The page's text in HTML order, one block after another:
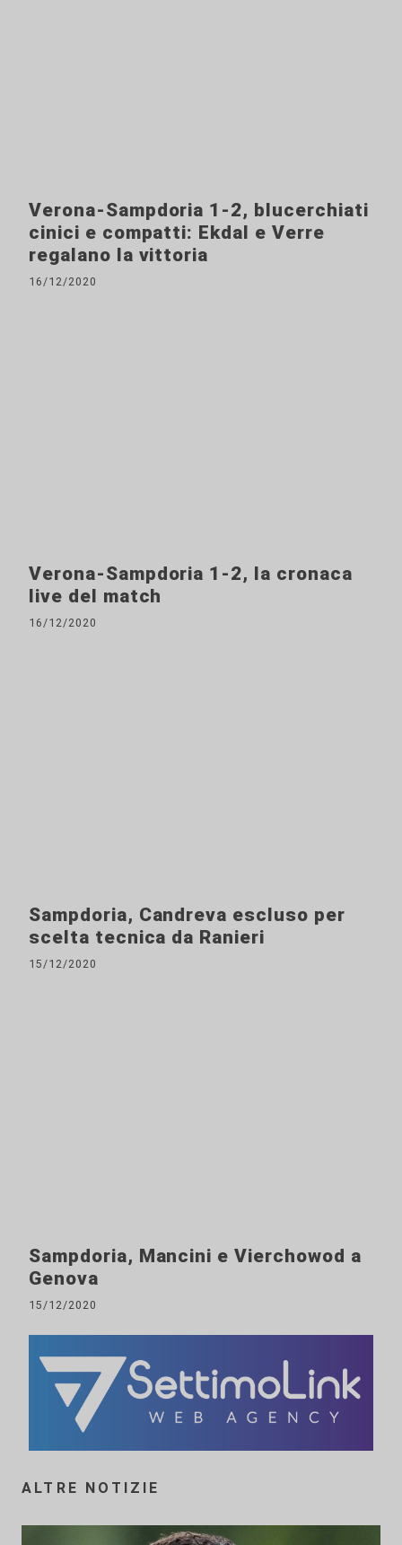
Verona-Sampdoria 1-2, blucerchiati
cinici e compatti: Ekdal e Verre
regalano la vittoria
16/12/2020
Verona-Sampdoria 1-2, la cronaca
live del match
16/12/2020
Sampdoria, Candreva escluso per
scelta tecnica da Ranieri
15/12/2020
Sampdoria, Mancini e Vierchowod a
Genova
15/12/2020
ALTRE NOTIZIE